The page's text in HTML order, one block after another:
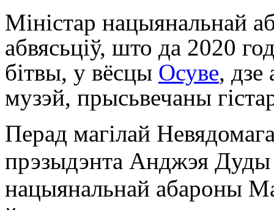
Міністар
абвясьціў, што да 2020
бітвы, у вёсцы Осуве, дзе
музэй, прысьвечаны
Перад магілай
прэзыдэнта Анджэя Дуды
нацыянальнай абароны